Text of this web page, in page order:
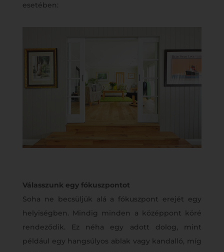
esetében:
Válasszunk egy fókuszpontot
Soha ne becsüljük alá a fókuszpont erejét egy
helyiségben. Mindig minden a középpont köré
rendeződik. Ez néha egy adott dolog, mint
például egy hangsúlyos ablak vagy kandalló, míg